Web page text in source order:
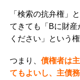
「検索の抗弁権」
てきても「Bに財産
ください」という
つまり、 債権者は
てもよいし、主債